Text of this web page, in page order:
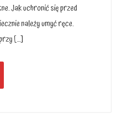
Jak uchronić się przed
należy umyć ręce.
[…]